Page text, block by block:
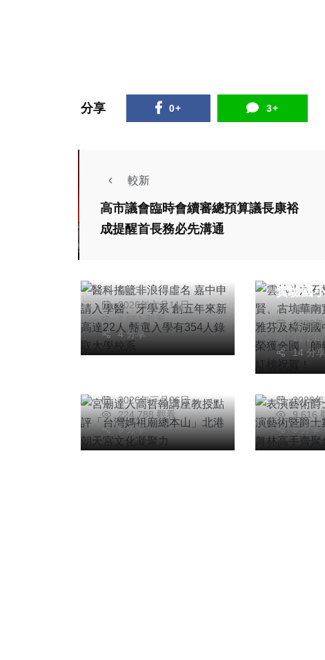
分享 0+ 3+
較新
高市議會臨時會續審總預算議長康裕
成提醒首長務必先溝通
綜合新聞 文教
醫科搖籃非浪得虛名
達22人 甄選入學有
354人錄取大學校系
張文一
2026年六月11日
7,651 觀看
4 分享
實驗國
及樟湖
綺華 榮
鐸獎」
榜祝賀
陳信利
2026
14 分享
專欄
宮廟達人高哲翰講座
教授點評「台灣媽祖
2026年三月06日
224,788 觀看
5 分享
健康
表演藝
全國表
舞大賽
2026
9,616
5 分享